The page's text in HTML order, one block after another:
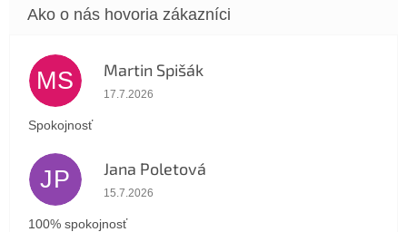
MS Martin Spišák
Hodnotenie obchodu je 5 z 5 hviezdičiek.
17.7.2026
Spokojnosť
JP Jana Poletová
Hodnotenie obchodu je 5 z 5 hviezdičiek.
15.7.2026
100% spokojnosť